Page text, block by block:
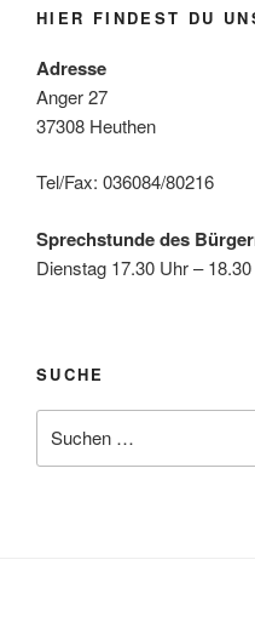
HIER FINDEST DU
Adresse
Anger 27
37308 Heuthen
Tel/Fax: 036084/80216
Sprechstunde des
Dienstag 17.30 Uhr –
SUCHE
nach: